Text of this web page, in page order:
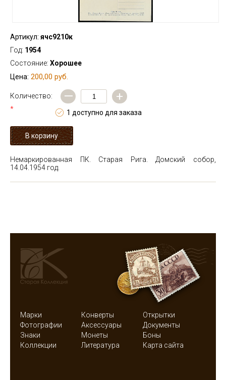
Артикул: ячс9210к
Год: 1954
Состояние: Хорошее
Цена: 200,00 руб.
Количество:
*
— +
1 доступно для заказа
Немаркированная ПК. Старая Рига. Домский собор,
14.04.1954 год.
Марки Конверты
Открытки
Фотографии
Аксессуары
Документы
Знаки
Монеты
Боны
Коллекции
Литература Карта сайта